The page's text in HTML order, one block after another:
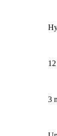
3